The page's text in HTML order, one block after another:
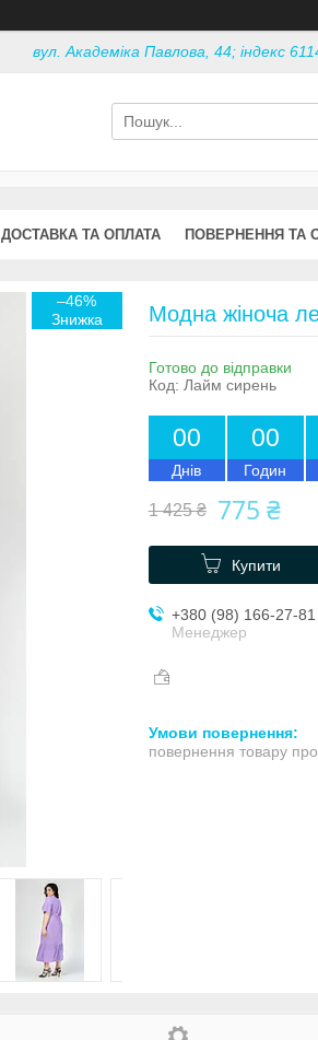
вул. Академіка Павлова, 44; індекс
ДОСТАВКА ТА ОПЛАТА ПОВЕРНЕННЯ ТА
–46%
Модна жіноча
Готово до відправки
Код: Лайм сирень
00
Днів
00
Годин
1 425 ₴ 775 ₴
Купити
+380 (98) 166-27-81
Менеджер
повернення товару